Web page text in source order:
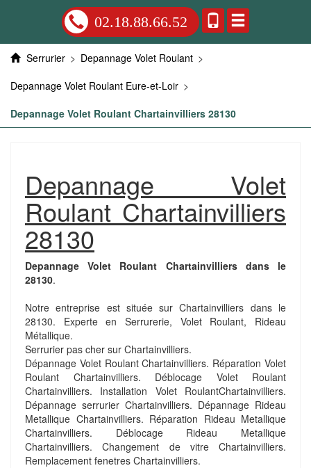
02.18.88.66.52
Serrurier > Depannage Volet Roulant >
Depannage Volet Roulant Eure-et-Loir >
Depannage Volet Roulant Chartainvilliers 28130
Depannage Volet
Roulant Chartainvilliers
28130
Depannage Volet Roulant Chartainvilliers dans le
28130.
Notre entreprise est située sur Chartainvilliers dans le
28130. Experte en Serrurerie, Volet Roulant, Rideau
Métallique.
Serrurier pas cher sur Chartainvilliers.
Dépannage Volet Roulant Chartainvilliers. Réparation Volet
Roulant Chartainvilliers. Déblocage Volet Roulant
Chartainvilliers. Installation Volet RoulantChartainvilliers.
Dépannage serrurier Chartainvilliers. Dépannage Rideau
Metallique Chartainvilliers. Réparation Rideau Metallique
Chartainvilliers. Déblocage Rideau Metallique
Chartainvilliers. Changement de vitre Chartainvilliers.
Remplacement fenetres Chartainvilliers.